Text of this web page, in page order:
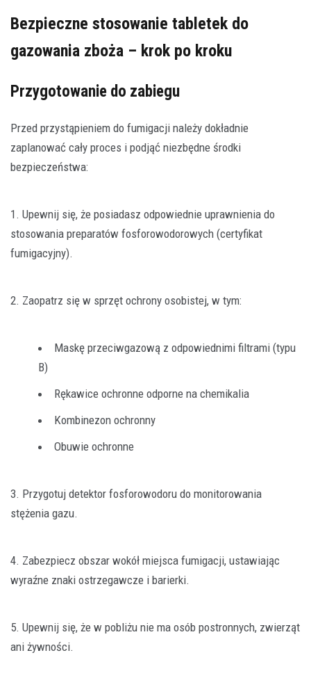
Bezpieczne stosowanie tabletek do
gazowania zboża – krok po kroku
Przygotowanie do zabiegu
Przed przystąpieniem do fumigacji należy dokładnie
zaplanować cały proces i podjąć niezbędne środki
bezpieczeństwa:
1. Upewnij się, że posiadasz odpowiednie uprawnienia do
stosowania preparatów fosforowodorowych (certyfikat
fumigacyjny).
2. Zaopatrz się w sprzęt ochrony osobistej, w tym:
Maskę przeciwgazową z odpowiednimi filtrami (typu
B)
Rękawice ochronne odporne na chemikalia
Kombinezon ochronny
Obuwie ochronne
3. Przygotuj detektor fosforowodoru do monitorowania
stężenia gazu.
4. Zabezpiecz obszar wokół miejsca fumigacji, ustawiając
wyraźne znaki ostrzegawcze i barierki.
5. Upewnij się, że w pobliżu nie ma osób postronnych, zwierząt
ani żywności.